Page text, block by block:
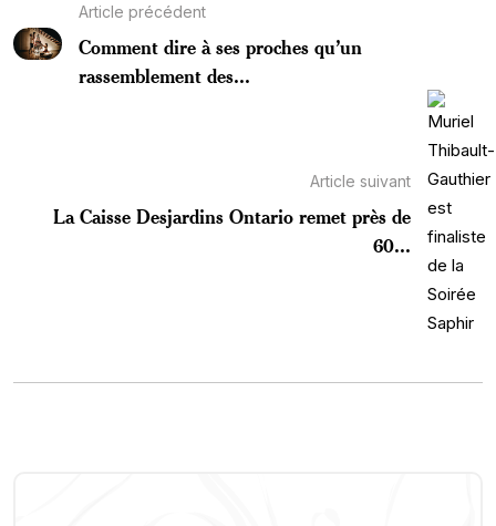
Article précédent
Comment dire à ses proches qu’un
rassemblement des...
Article suivant
La Caisse Desjardins Ontario remet près de
60...